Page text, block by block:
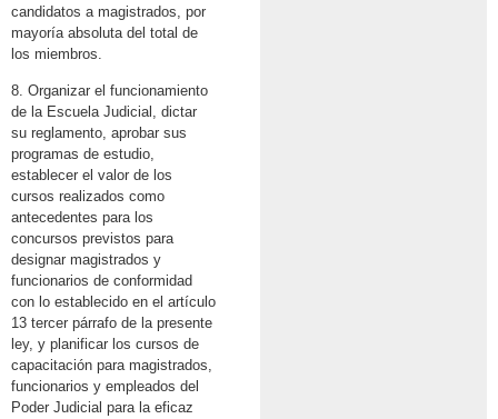
candidatos a magistrados, por
mayoría absoluta del total de
los miembros.
8. Organizar el funcionamiento
de la Escuela Judicial, dictar
su reglamento, aprobar sus
programas de estudio,
establecer el valor de los
cursos realizados como
antecedentes para los
concursos previstos para
designar magistrados y
funcionarios de conformidad
con lo establecido en el artículo
13 tercer párrafo de la presente
ley, y planificar los cursos de
capacitación para magistrados,
funcionarios y empleados del
Poder Judicial para la eficaz